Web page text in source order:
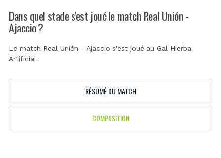
Dans quel stade s'est joué le match Real Unión -
Ajaccio ?
Le match Real Unión - Ajaccio s'est joué au Gal Hierba
Artificial.
RÉSUMÉ DU MATCH
COMPOSITION